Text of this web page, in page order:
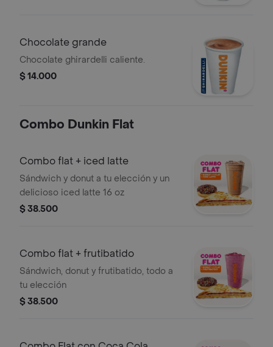
Chocolate grande
Chocolate ghirardelli caliente.
$ 14.000
Combo Dunkin Flat
Combo flat + iced latte
Sándwich y donut a tu elección y un
delicioso iced latte 16 oz
$ 38.500
Combo flat + frutibatido
Sándwich, donut y frutibatido, todo a
tu elección
$ 38.500